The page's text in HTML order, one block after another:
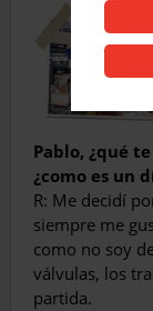
Pablo, ¿qué
¿como es un
R: Me decidí
siempre me
como no soy
válvulas, los
partida.